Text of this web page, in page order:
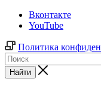
Вконтакте
YouTube
Политика
Найти